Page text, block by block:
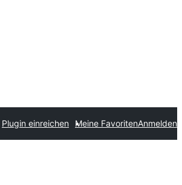
Plugin einreichen Meine FavoritenAnmelden